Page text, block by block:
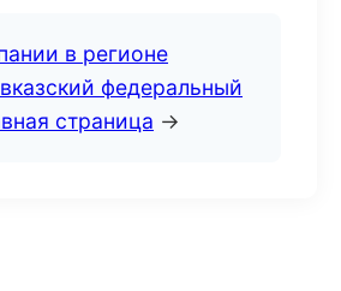
в регионе
федеральный
страница →